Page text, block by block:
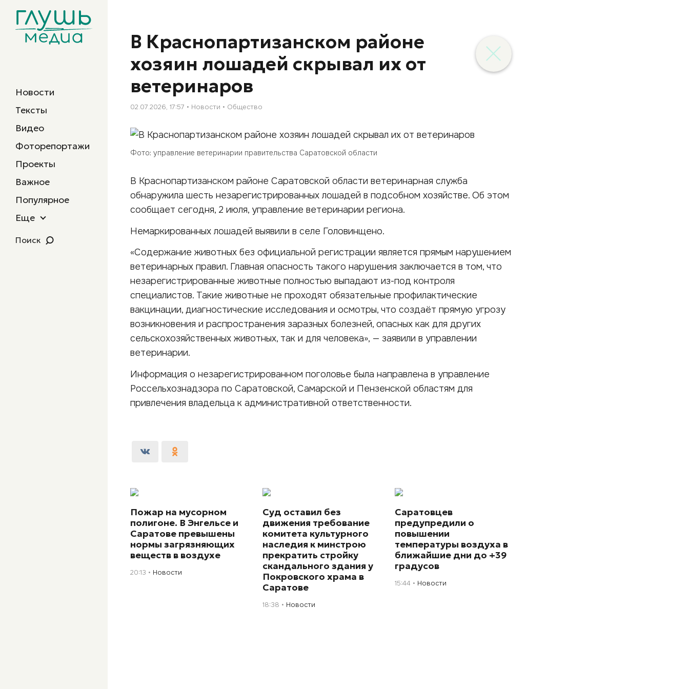
Новости
Тексты
Видео
Фоторепортажи
Проекты
Важное
Популярное
Еще
Поиск
В Краснопартизанском районе
хозяин лошадей скрывал их от
ветеринаров
02.07.2026, 17:57 Новости Общество
Фото: управление ветеринарии правительства Саратовской области
В Краснопартизанском районе Саратовской области ветеринарная служба
обнаружила шесть незарегистрированных лошадей в подсобном хозяйстве. Об этом
сообщает сегодня, 2 июля, управление ветеринарии региона.
Немаркированных лошадей выявили в селе Головинщено.
«Содержание животных без официальной регистрации является прямым нарушением
ветеринарных правил. Главная опасность такого нарушения заключается в том, что
незарегистрированные животные полностью выпадают из-под контроля
специалистов. Такие животные не проходят обязательные профилактические
вакцинации, диагностические исследования и осмотры, что создаёт прямую угрозу
возникновения и распространения заразных болезней, опасных как для других
сельскохозяйственных животных, так и для человека», — заявили в управлении
ветеринарии.
Информация о незарегистрированном поголовье была направлена в управление
Россельхознадзора по Саратовской, Самарской и Пензенской областям для
привлечения владельца к административной ответственности.
Пожар на мусорном
полигоне. В Энгельсе и
Саратове превышены
нормы загрязняющих
веществ в воздухе
20:13 Новости
Суд оставил без
движения требование
комитета культурного
наследия к минстрою
прекратить стройку
скандального здания у
Покровского храма в
Саратове
18:38 Новости
Саратовцев
предупредили о
повышении
температуры воздуха в
ближайшие дни до +39
градусов
15:44 Новости